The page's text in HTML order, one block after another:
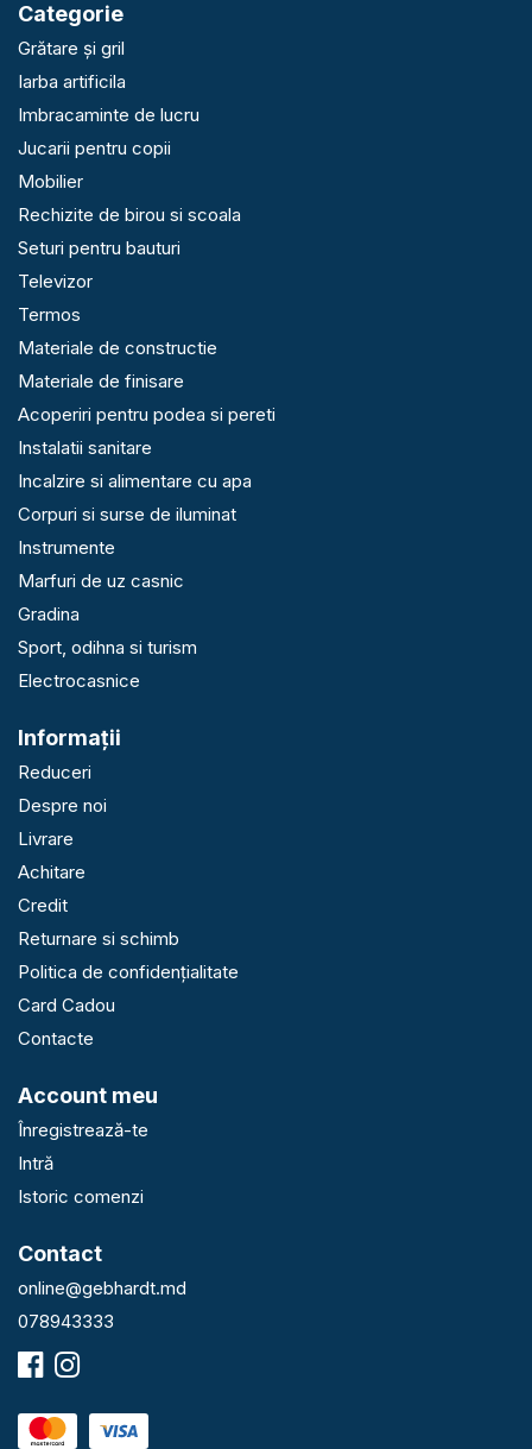
Categorie
Grătare și gril
Iarba artificila
Imbracaminte de lucru
Jucarii pentru copii
Mobilier
Rechizite de birou si scoala
Seturi pentru bauturi
Televizor
Termos
Materiale de constructie
Materiale de finisare
Acoperiri pentru podea si pereti
Instalatii sanitare
Incalzire si alimentare cu apa
Corpuri si surse de iluminat
Instrumente
Marfuri de uz casnic
Gradina
Sport, odihna si turism
Electrocasnice
Informaţii
Reduceri
Despre noi
Livrare
Achitare
Credit
Returnare si schimb
Politica de confidențialitate
Card Cadou
Contacte
Account meu
Înregistrează-te
Intră
Istoric comenzi
Contact
online@gebhardt.md
078943333